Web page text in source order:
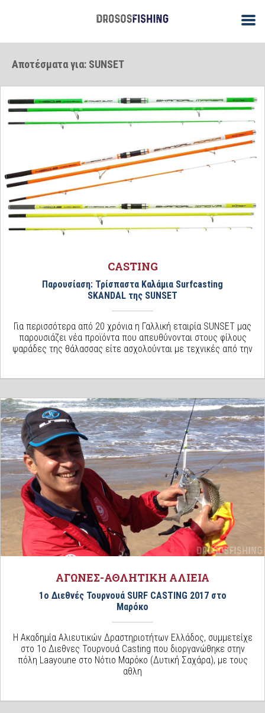
Αποτέσματα για: SUNSET
CASTING
Παρουσίαση: Τρίσπαστα Καλάμια Surfcasting
SKANDAL της SUNSET
Για περισσότερα από 20 χρόνια η Γαλλική εταιρία SUNSET μας
παρουσιάζει νέα προϊόντα που απευθύνονται στους φίλους
ψαράδες της θάλασσας είτε ασχολούνται με τεχνικές από την
ΑΓΩΝΕΣ-ΑΘΛΗΤΙΚΗ ΑΛΙΕΙΑ
1ο Διεθνές Τουρνουά SURF CASTING 2017 στο
Μαρόκο
H Ακαδημία Αλιευτικών Δραστηριοτήτων Ελλάδος, συμμετείχε
στο 1ο Διεθνες Τουρνουά Casting που διοργανώθηκε στην
πόλη Laayoune στο Νότιο Μαρόκο (Δυτική Σαχάρα), με τους
αθλη